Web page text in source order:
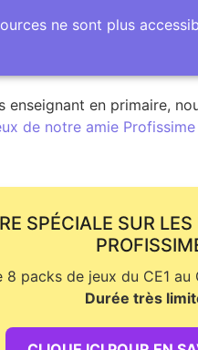
ne sont plus
enseignant en primaire,
de notre amie
SPÉCIALE SUR
8 packs de jeux du CE1 au
Durée très